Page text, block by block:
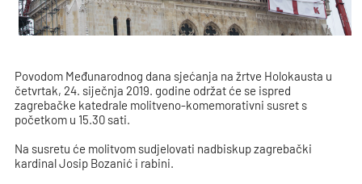
Povodom Međunarodnog dana sjećanja na žrtve Holokausta u
četvrtak, 24. siječnja 2019. godine održat će se ispred
zagrebačke katedrale molitveno-komemorativni susret s
početkom u 15.30 sati.
Na susretu će molitvom sudjelovati nadbiskup zagrebački
kardinal Josip Bozanić i rabini.